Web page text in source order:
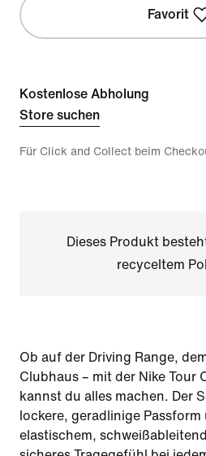
Favorit
Kostenlose Abholung
Store suchen
Für Click and Collect beim
Dieses Produkt
recyceltem
Ob auf der Driving Range,
Clubhaus – mit der Nike Tour
kannst du alles machen. Der
lockere, geradlinige
elastischem,